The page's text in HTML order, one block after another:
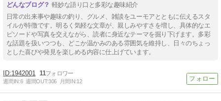
軽妙な語り口と多彩な趣味紹介
日常の出来事や趣味の釣り、グルメ、雑談をユーモアとともに伝えるスタ
イルが特徴です。明るく気軽な文章が、親しみやすさを増し、具体的なエ
ピソードや写真を交えながら、読者に身近なテーマを掘り下げます。多彩
な話題を扱いつつも、どこか温かみのある雰囲気を維持し、日々のちょっ
とした喜びや発見を楽しめる内容に仕上げています。
1942001 11
週間IN:6 週間OUT:306 月間IN:12